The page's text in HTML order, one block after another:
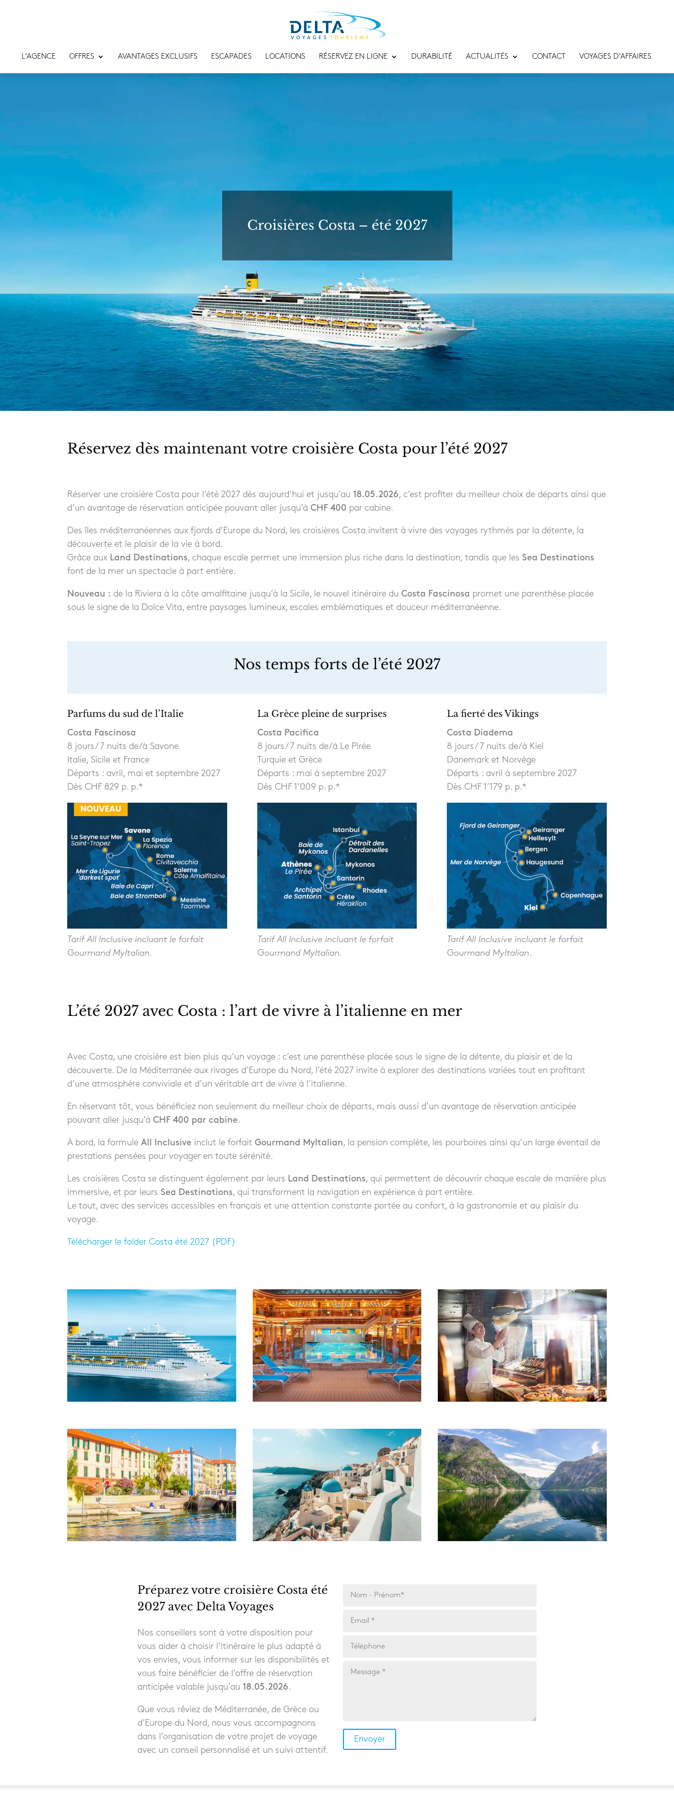
L’AGENCE OFFRES AVANTAGES EXCLUSIFS ESCAPADES LOCATIONS RÉSERVEZ EN LIGNE DURABILITÉ ACTUALITÉS CONTACT VOYAGES D’AFFAIRES
Croisières Costa – été 2027
Réservez dès maintenant votre croisière Costa pour l’été 2027
Réserver une croisière Costa pour l’été 2027 dès aujourd’hui et jusqu’au 18.05.2026, c’est profiter du meilleur choix de départs ainsi que
d’un avantage de réservation anticipée pouvant aller jusqu’àCHF 400 par cabine.
Des îles méditerranéennes aux fjords d’Europe du Nord, les croisières Costa invitent à vivre des voyages rythmés par la détente, la
découverte et le plaisir de la vie à bord.
Grâce aux Land Destinations, chaque escale permet une immersion plus riche dans la destination, tandis que les Sea Destinations
font de la mer un spectacle à part entière.
Nouveau : de la Riviera à la côte amalfitaine jusqu’à la Sicile, le nouvel itinéraire duCosta Fascinosa promet une parenthèse placée
sous le signe de la Dolce Vita, entre paysages lumineux, escales emblématiques et douceur méditerranéenne.
Nos temps forts de l’été 2027
Parfums du sud de l’Italie
Costa Fascinosa
8 jours / 7 nuits de/à Savone
Italie, Sicile et France
Départs : avril, mai et septembre 2027
Dès CHF 829 p. p.*
Tarif All Inclusive incluant le forfait
Gourmand MyItalian.
La Grèce pleine de surprises
Costa Pacifica
8 jours / 7 nuits de/à Le Pirée
Turquie et Grèce
Départs : mai à septembre 2027
Dès CHF 1’009 p. p.*
Tarif All Inclusive incluant le forfait
Gourmand MyItalian.
La fierté des Vikings
Costa Diadema
8 jours / 7 nuits de/à Kiel
Danemark et Norvège
Départs : avril à septembre 2027
Dès CHF 1’179 p. p.*
Tarif All Inclusive incluant le forfait
Gourmand MyItalian.
L’été 2027 avec Costa : l’art de vivre à l’italienne en mer
Avec Costa, une croisière est bien plus qu’un voyage : c’est une parenthèse placée sous le signe de la détente, du plaisir et de la
découverte. De la Méditerranée aux rivages d’Europe du Nord, l’été 2027 invite à explorer des destinations variées tout en profitant
d’une atmosphère conviviale et d’un véritable art de vivre à l’italienne.
En réservant tôt, vous bénéficiez non seulement du meilleur choix de départs, mais aussi d’un avantage de réservation anticipée
pouvant aller jusqu’àCHF 400 par cabine.
À bord, la formuleAll Inclusive inclut le forfaitGourmand MyItalian, la pension complète, les pourboires ainsi qu’un large éventail de
prestations pensées pour voyager en toute sérénité.
Les croisières Costa se distinguent également par leurs Land Destinations, qui permettent de découvrir chaque escale de manière plus
immersive, et par leurs Sea Destinations, qui transforment la navigation en expérience à part entière.
Le tout, avec des services accessibles en français et une attention constante portée au confort, à la gastronomie et au plaisir du
voyage.
Télécharger le folder Costa été 2027 (PDF)
Préparez votre croisière Costa été
2027 avec Delta Voyages
Nos conseillers sont à votre disposition pour
vous aider à choisir l’itinéraire le plus adapté à
vos envies, vous informer sur les disponibilités et
vous faire bénéficier de l’offre de réservation
anticipée valable jusqu’au 18.05.2026.
Que vous rêviez de Méditerranée, de Grèce ou
d’Europe du Nord, nous vous accompagnons
dans l’organisation de votre projet de voyage
avec un conseil personnalisé et un suivi attentif.